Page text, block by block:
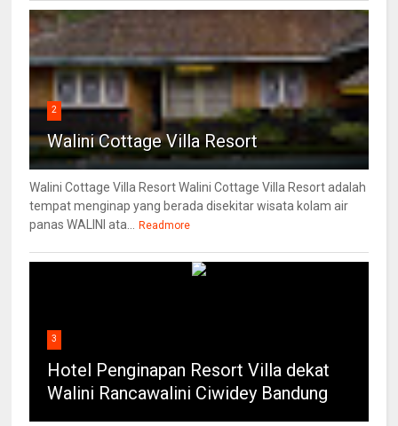
2
Walini Cottage Villa Resort
Walini Cottage Villa Resort Walini Cottage Villa Resort adalah
tempat menginap yang berada disekitar wisata kolam air
panas WALINI ata...
Readmore
3
Hotel Penginapan Resort Villa dekat
Walini Rancawalini Ciwidey Bandung